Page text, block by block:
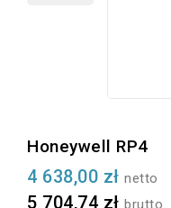
Honeywell RP4
4 638,00 zł netto
5 704,74 zł brutto